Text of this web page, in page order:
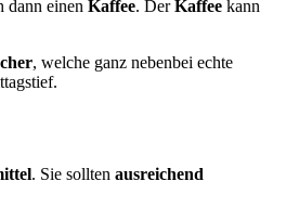
dann einen Kaffee. DerKaffee kann
, welche ganz nebenbei echte
. Sie sollten ausreichend